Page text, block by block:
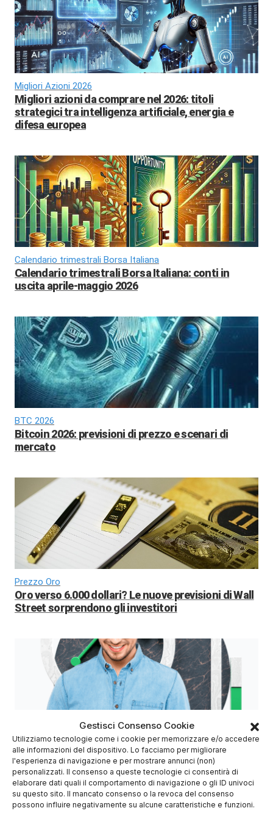
Gestisci Consenso Cookie
Utilizziamo tecnologie come i cookie per memorizzare e/o accedere
alle informazioni del dispositivo. Lo facciamo per migliorare
l'esperienza di navigazione e per mostrare annunci (non)
personalizzati. Il consenso a queste tecnologie ci consentirà di
elaborare dati quali il comportamento di navigazione o gli ID univoci
su questo sito. Il mancato consenso o la revoca del consenso
possono influire negativamente su alcune caratteristiche e funzioni.
Migliori Azioni 2026
Migliori azioni da comprare nel 2026: titoli
strategici tra intelligenza artificiale, energia e
difesa europea
Calendario trimestrali Borsa Italiana
Calendario trimestrali Borsa Italiana: conti in
uscita aprile-maggio 2026
BTC 2026
Bitcoin 2026: previsioni di prezzo e scenari di
mercato
Prezzo Oro
Oro verso 6.000 dollari? Le nuove previsioni di Wall
Street sorprendono gli investitori
Azioni Bance Europee
Azioni banche europee da mettere nel mirino nei
prossimi mesi
Migliori Piattaforme di Trading